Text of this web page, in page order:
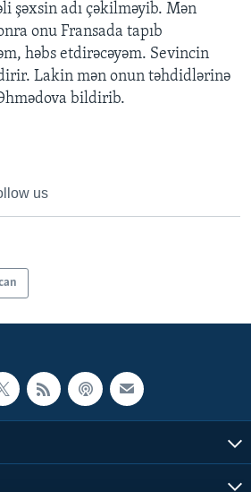
şəxsin adı çəkilməyib. Mən
onu Fransada tapıb
həbs etdirəcəyəm. Sevincin
Lakin mən onun təhdidlərinə
bildirib.
us